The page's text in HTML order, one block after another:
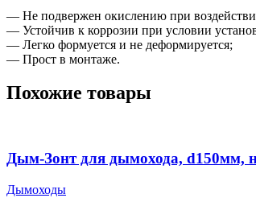
— Не подвержен окислению при
— Устойчив к коррозии при условии
— Легко формуется и не деформируется;
— Прост в монтаже.
Похожие товары
Дым-Зонт для дымохода, d150мм,
Дымоходы